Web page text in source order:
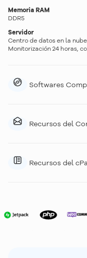
Memoria RAM
DDR5
Servidor
Centro de datos en la
Monitorización 24 horas,
Softwares
Recursos del
Recursos del